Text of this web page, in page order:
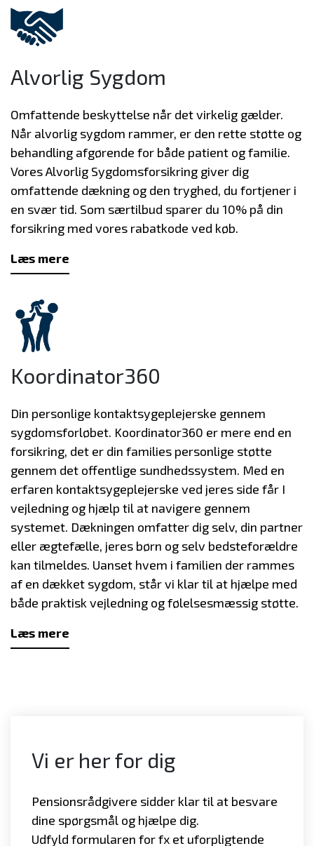
Alvorlig Sygdom
Omfattende beskyttelse når det virkelig gælder.
Når alvorlig sygdom rammer, er den rette støtte og
behandling afgørende for både patient og familie.
Vores Alvorlig Sygdomsforsikring giver dig
omfattende dækning og den tryghed, du fortjener i
en svær tid. Som særtilbud sparer du 10% på din
forsikring med vores rabatkode ved køb.
Læs mere
Koordinator360
Din personlige kontaktsygeplejerske gennem
sygdomsforløbet. Koordinator360 er mere end en
forsikring, det er din families personlige støtte
gennem det offentlige sundhedssystem. Med en
erfaren kontaktsygeplejerske ved jeres side får I
vejledning og hjælp til at navigere gennem
systemet. Dækningen omfatter dig selv, din partner
eller ægtefælle, jeres børn og selv bedsteforældre
kan tilmeldes. Uanset hvem i familien der rammes
af en dækket sygdom, står vi klar til at hjælpe med
både praktisk vejledning og følelsesmæssig støtte.
Læs mere
Vi er her for dig
Pensionsrådgivere sidder klar til at besvare
dine spørgsmål og hjælpe dig.
Udfyld formularen for fx et uforpligtende